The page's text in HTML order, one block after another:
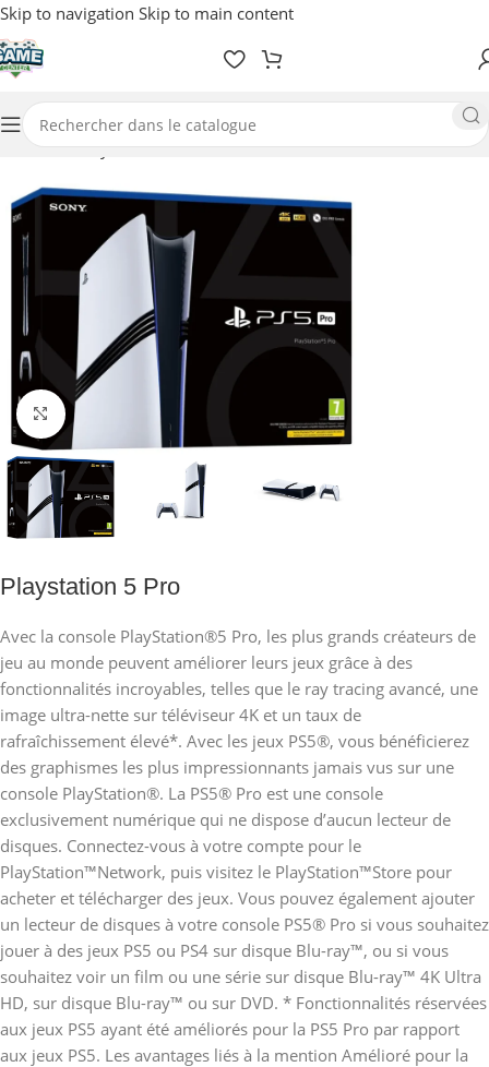
Skip to navigation Skip to main content
Accueil/ Playstation/ Consoles
EN RUPTURE
Agrandir
Playstation 5 Pro
Avec la console PlayStation®5 Pro, les plus grands créateurs de
jeu au monde peuvent améliorer leurs jeux grâce à des
fonctionnalités incroyables, telles que le ray tracing avancé, une
image ultra-nette sur téléviseur 4K et un taux de
rafraîchissement élevé*. Avec les jeux PS5®, vous bénéficierez
des graphismes les plus impressionnants jamais vus sur une
console PlayStation®. La PS5® Pro est une console
exclusivement numérique qui ne dispose d’aucun lecteur de
disques. Connectez-vous à votre compte pour le
PlayStation™Network, puis visitez le PlayStation™Store pour
acheter et télécharger des jeux. Vous pouvez également ajouter
un lecteur de disques à votre console PS5® Pro si vous souhaitez
jouer à des jeux PS5 ou PS4 sur disque Blu-ray™, ou si vous
souhaitez voir un film ou une série sur disque Blu-ray™ 4K Ultra
HD, sur disque Blu-ray™ ou sur DVD. * Fonctionnalités réservées
aux jeux PS5 ayant été améliorés pour la PS5 Pro par rapport
aux jeux PS5. Les avantages liés à la mention Amélioré pour la